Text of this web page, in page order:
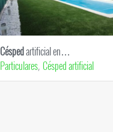
Céspedartificial en…
Particulares, Césped artificial